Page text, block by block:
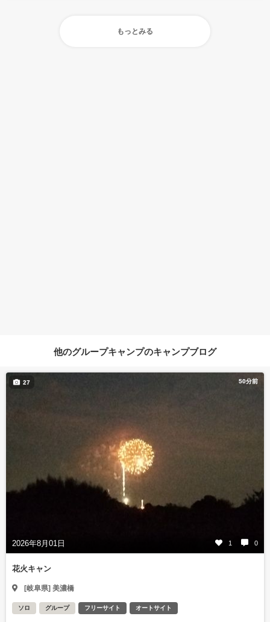
もっとみる
他のグループキャンプのキャンプブログ
50分前
2026年8月01日 1 0
27
花火キャン
[岐阜県] 美濃橋
ソロ グループ フリーサイト オートサイト